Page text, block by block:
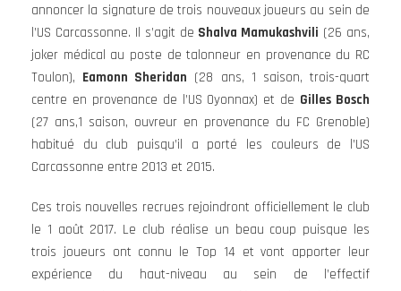
annoncer la signature de trois nouveaux joueurs au sein de
l’US Carcassonne. Il s’agit de Shalva Mamukashvili (26 ans,
joker médical au poste de talonneur en provenance du RC
Toulon), Eamonn Sheridan (28 ans, 1 saison, trois-quart
centre en provenance de l’US Oyonnax) et de Gilles Bosch
(27 ans,1 saison, ouvreur en provenance du FC Grenoble)
habitué du club puisqu’il a porté les couleurs de l’US
Carcassonne entre 2013 et 2015.
Ces trois nouvelles recrues rejoindront officiellement le club
le 1 août 2017. Le club réalise un beau coup puisque les
trois joueurs ont connu le Top 14 et vont apporter leur
expérience du haut-niveau au sein de l’effectif